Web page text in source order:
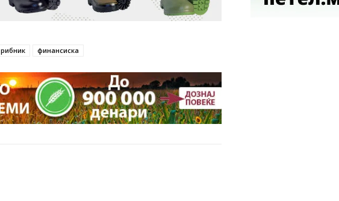
рибник финансиска